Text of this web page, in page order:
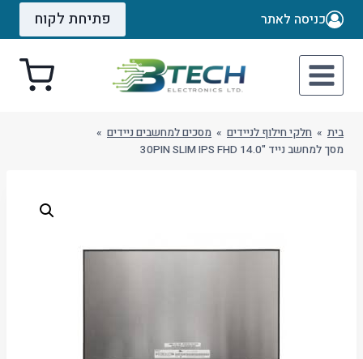
Skip
כניסה לאתר פתיחת לקוח
בית » חלקי חילוף לניידים » מסכים למחשבים ניידים »
מסך למחשב נייד "14.0 30PIN SLIM IPS FHD